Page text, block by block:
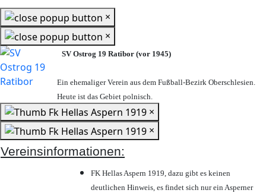
×
×
SV Ostrog 19 Ratibor (vor 1945)
Ein ehemaliger Verein aus dem Fußball-Bezirk Oberschlesien.
Heute ist das Gebiet polnisch.
×
×
Vereinsinformationen:
FK Hellas Aspern 1919, dazu gibt es keinen
deutlichen Hinweis, es findet sich nur ein Asperner